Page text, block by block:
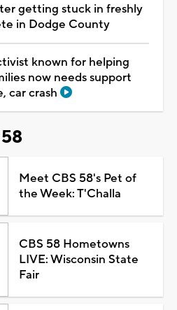
getting stuck in freshly
in Dodge County
known for helping
now needs support
car crash
Meet CBS 58's Pet of
the Week: T'Challa
CBS 58 Hometowns
LIVE: Wisconsin State
Fair